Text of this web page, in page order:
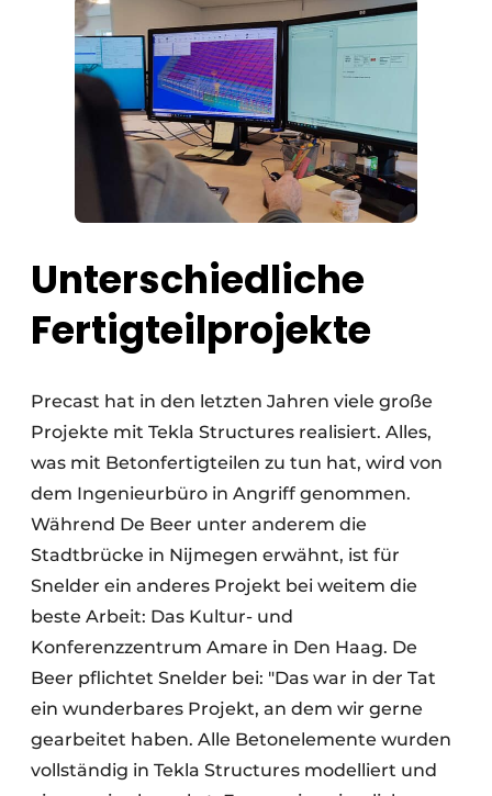
Unterschiedliche
Fertigteilprojekte
Precast hat in den letzten Jahren viele große
Projekte mit Tekla Structures realisiert. Alles,
was mit Betonfertigteilen zu tun hat, wird von
dem Ingenieurbüro in Angriff genommen.
Während De Beer unter anderem die
Stadtbrücke in Nijmegen erwähnt, ist für
Snelder ein anderes Projekt bei weitem die
beste Arbeit: Das Kultur- und
Konferenzzentrum Amare in Den Haag. De
Beer pflichtet Snelder bei: "Das war in der Tat
ein wunderbares Projekt, an dem wir gerne
gearbeitet haben. Alle Betonelemente wurden
vollständig in Tekla Structures modelliert und